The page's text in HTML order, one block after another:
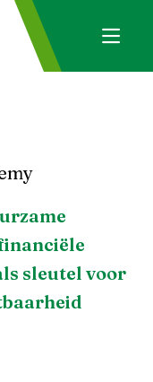
sleutel voor